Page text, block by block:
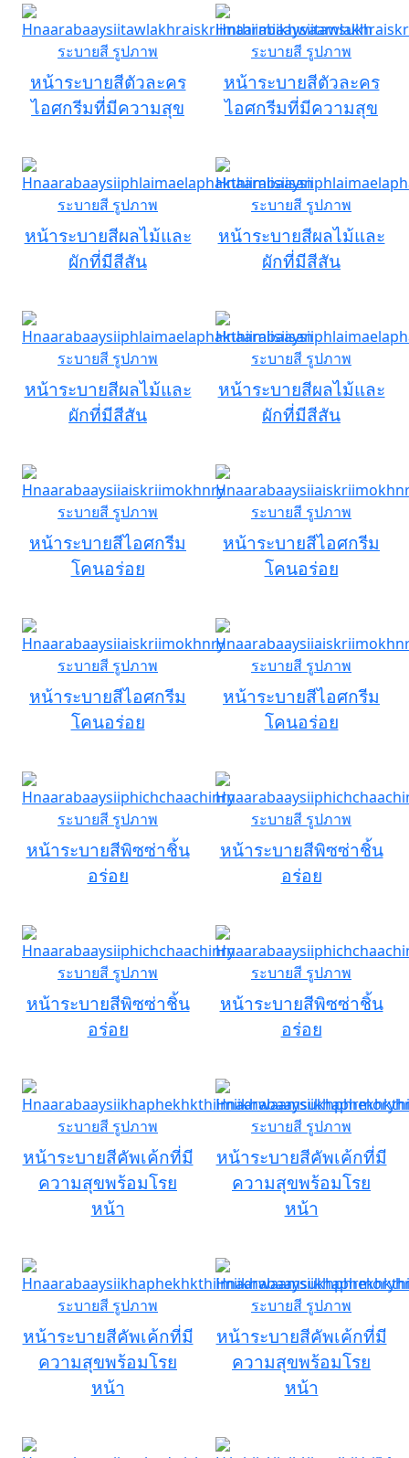
หน้าระบายสีตัวละคร
ไอศกรีมที่มีความสุข
หน้าระบายสีตัวละคร
ไอศกรีมที่มีความสุข
หน้าระบายสีผลไม้และ
ผักที่มีสีสัน
หน้าระบายสีผลไม้และ
ผักที่มีสีสัน
หน้าระบายสีผลไม้และ
ผักที่มีสีสัน
หน้าระบายสีผลไม้และ
ผักที่มีสีสัน
หน้าระบายสีไอศกรีม
โคนอร่อย
หน้าระบายสีไอศกรีม
โคนอร่อย
หน้าระบายสีไอศกรีม
โคนอร่อย
หน้าระบายสีไอศกรีม
โคนอร่อย
หน้าระบายสีพิซซ่าชิ้น
อร่อย
หน้าระบายสีพิซซ่าชิ้น
อร่อย
หน้าระบายสีพิซซ่าชิ้น
อร่อย
หน้าระบายสีพิซซ่าชิ้น
อร่อย
หน้าระบายสีคัพเค้กที่มี
ความสุขพร้อมโรย
หน้า
หน้าระบายสีคัพเค้กที่มี
ความสุขพร้อมโรย
หน้า
หน้าระบายสีคัพเค้กที่มี
ความสุขพร้อมโรย
หน้า
หน้าระบายสีคัพเค้กที่มี
ความสุขพร้อมโรย
หน้า